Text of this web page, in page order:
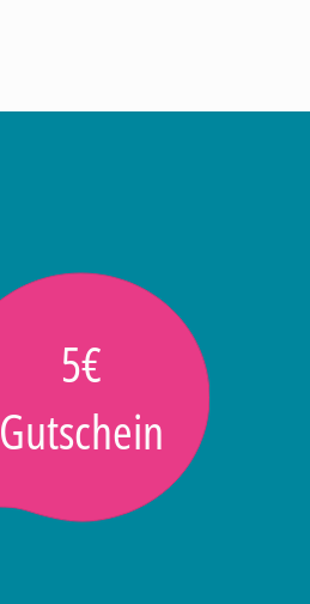
5€
Gutschein